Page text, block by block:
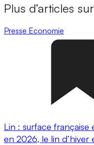
Plus d’articles
Presse Economie
Lin : surface française
en 2026, le lin d’hiver